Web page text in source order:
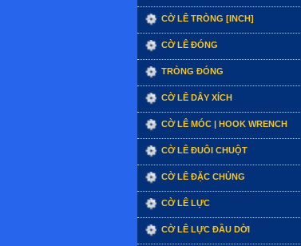
CỜ LÊ TRÒNG [INCH]
CỜ LÊ ĐÓNG
TRÒNG ĐÓNG
CỜ LÊ DÂY XÍCH
CỜ LÊ MÓC | HOOK WRENCH
CỜ LÊ ĐUÔI CHUỘT
CỜ LÊ ĐẶC CHỦNG
CỜ LÊ LỰC
CỜ LÊ LỰC ĐẦU DỜI